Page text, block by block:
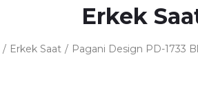
Erkek
Erkek Saat Pagani Design PD-1733